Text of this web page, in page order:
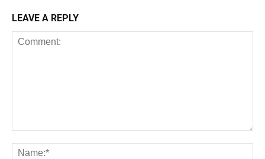
LEAVE A REPLY